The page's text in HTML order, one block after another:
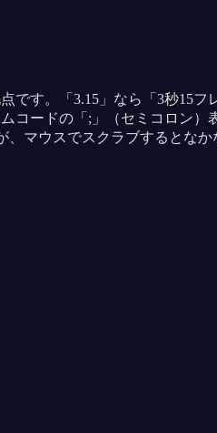
です。「3.15」なら「3秒15
コードの「;」（セミコロン
マウスでスクラブするとな